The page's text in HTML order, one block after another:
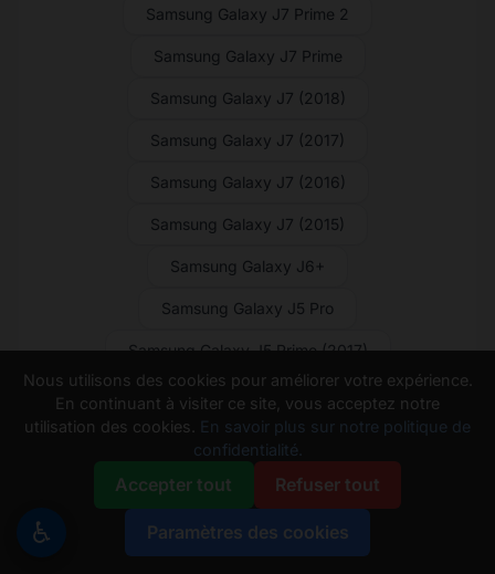
Samsung Galaxy J7 Prime 2
Samsung Galaxy J7 Prime
Samsung Galaxy J7 (2018)
Samsung Galaxy J7 (2017)
Samsung Galaxy J7 (2016)
Samsung Galaxy J7 (2015)
Samsung Galaxy J6+
Samsung Galaxy J5 Pro
Samsung Galaxy J5 Prime (2017)
Samsung Galaxy J5 Prime
Samsung Galaxy J5 (2017)
Samsung Galaxy J5 (2016)
Samsung Galaxy J4 Core
♿
Nous utilisons des cookies pour améliorer votre expérience.
En continuant à visiter ce site, vous acceptez notre
utilisation des cookies.
En savoir plus sur notre politique de
confidentialité.
Accepter tout Refuser tout
Paramètres des cookies